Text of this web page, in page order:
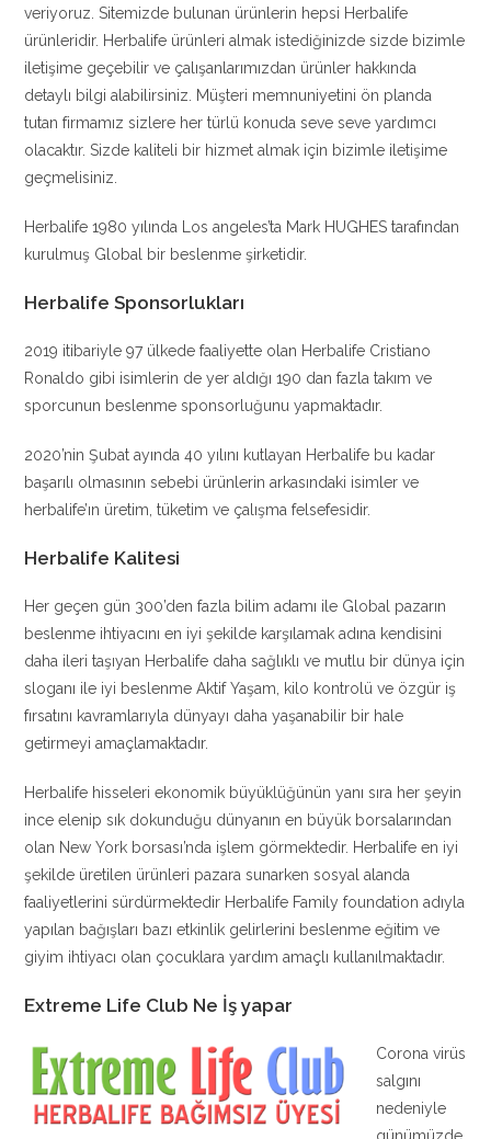
veriyoruz. Sitemizde bulunan ürünlerin hepsi Herbalife
ürünleridir. Herbalife ürünleri almak istediğinizde sizde bizimle
iletişime geçebilir ve çalışanlarımızdan ürünler hakkında
detaylı bilgi alabilirsiniz. Müşteri memnuniyetini ön planda
tutan firmamız sizlere her türlü konuda seve seve yardımcı
olacaktır. Sizde kaliteli bir hizmet almak için bizimle iletişime
geçmelisiniz.
Herbalife 1980 yılında Los angeles’ta Mark HUGHES tarafından
kurulmuş Global bir beslenme şirketidir.
Herbalife Sponsorlukları
2019 itibariyle 97 ülkede faaliyette olan Herbalife Cristiano
Ronaldo gibi isimlerin de yer aldığı 190 dan fazla takım ve
sporcunun beslenme sponsorluğunu yapmaktadır.
2020’nin Şubat ayında 40 yılını kutlayan Herbalife bu kadar
başarılı olmasının sebebi ürünlerin arkasındaki isimler ve
herbalife’ın üretim, tüketim ve çalışma felsefesidir.
Herbalife Kalitesi
Her geçen gün 300’den fazla bilim adamı ile Global pazarın
beslenme ihtiyacını en iyi şekilde karşılamak adına kendisini
daha ileri taşıyan Herbalife daha sağlıklı ve mutlu bir dünya için
sloganı ile iyi beslenme Aktif Yaşam, kilo kontrolü ve özgür iş
fırsatını kavramlarıyla dünyayı daha yaşanabilir bir hale
getirmeyi amaçlamaktadır.
Herbalife hisseleri ekonomik büyüklüğünün yanı sıra her şeyin
ince elenip sık dokunduğu dünyanın en büyük borsalarından
olan New York borsası’nda işlem görmektedir. Herbalife en iyi
şekilde üretilen ürünleri pazara sunarken sosyal alanda
faaliyetlerini sürdürmektedir Herbalife Family foundation adıyla
yapılan bağışları bazı etkinlik gelirlerini beslenme eğitim ve
giyim ihtiyacı olan çocuklara yardım amaçlı kullanılmaktadır.
Extreme Life Club Ne İş yapar
Corona virüs
salgını
nedeniyle